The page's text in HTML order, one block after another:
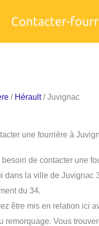
/ Hérault/ Juvignac
une fourrière à
de contacter une
dans la ville de Juvignac
du 34.
être mis en relation ici
remorquage. Vous